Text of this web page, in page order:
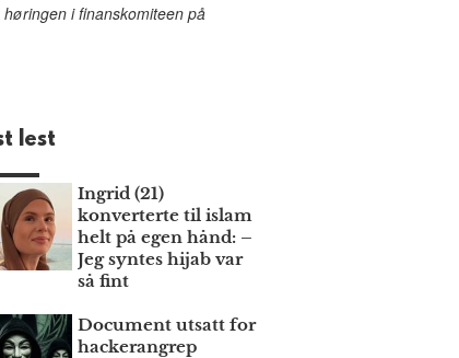
i finanskomiteen på
lest
Ingrid (21)
konverterte til islam
helt på egen hånd: –
Jeg syntes hijab var
så fint
Document utsatt for
hackerangrep